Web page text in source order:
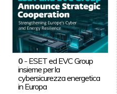
0 - ESET ed EVC Group
insieme per la
cybersicurezza energetica
in Europa